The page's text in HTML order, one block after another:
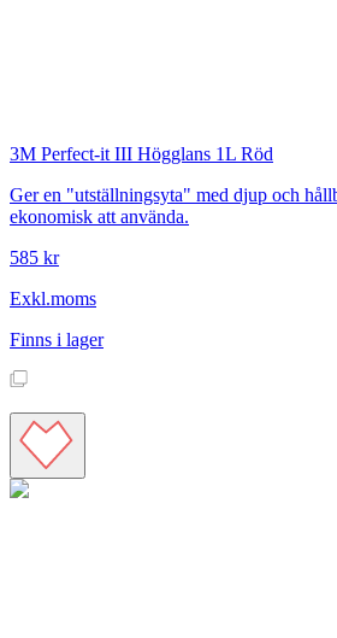
3M Perfect-it III Högglans 1L Röd
Ger en "utställningsyta" med djup och
ekonomisk att använda.
585 kr
Exkl.moms
Finns i lager